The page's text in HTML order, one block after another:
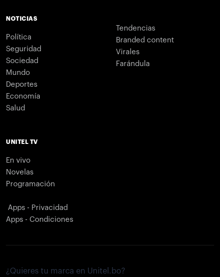
NOTICIAS
Política
Seguridad
Sociedad
Mundo
Deportes
Economía
Salud
Tendencias
Branded content
Virales
Farándula
UNITEL TV
En vivo
Novelas
Programación
Apps - Privacidad
Apps - Condiciones
¿Quieres tu marca en Unitel.bo?